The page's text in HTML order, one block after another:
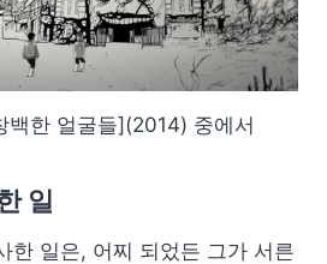
백한 얼굴들](2014) 중에서
일
한 일은, 어찌 되었든 그가 서른